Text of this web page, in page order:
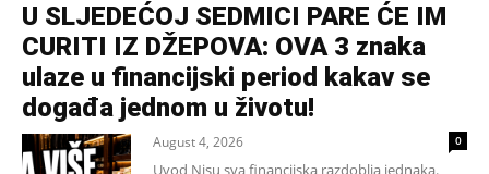
U SLJEDEĆOJ SEDMICI PARE ĆE IM
CURITI IZ DŽEPOVA: OVA 3 znaka
ulaze u financijski period kakav se
događa jednom u životu!
August 4, 2026 0
Uvod Nisu sva financijska razdoblja jednaka.